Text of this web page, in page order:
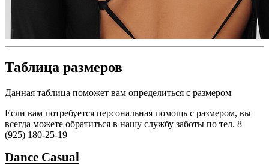
Таблица размеров
Данная таблица поможет вам определиться с размером
Если вам потребуется персональная помощь с размером, вы
всегда можете обратиться в нашу службу заботы по тел. 8
(925) 180-25-19
Dance Casual